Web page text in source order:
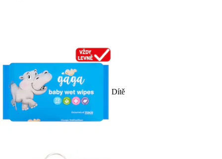
Dítě